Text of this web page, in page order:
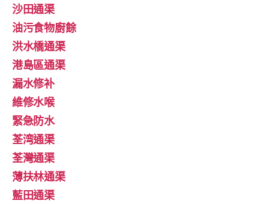
沙田通渠
油污食物廚餘
洪水橋通渠
港島區通渠
漏水修补
維修水喉
緊急防水
荃湾通渠
荃灣通渠
薄扶林通渠
藍田通渠